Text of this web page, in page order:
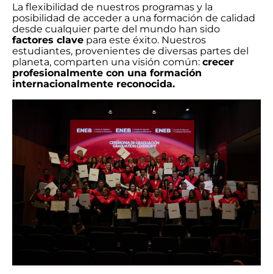
La flexibilidad de nuestros programas y la
posibilidad de acceder a una formación de calidad
desde cualquier parte del mundo han sido
factores clave para este éxito. Nuestros
estudiantes, provenientes de diversas partes del
planeta, comparten una visión común: crecer
profesionalmente con una formación
internacionalmente reconocida.